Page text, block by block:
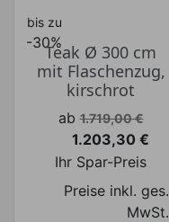
bis zu
-30%Teak Ø 300 cm
mit Flaschenzug,
kirschrot
Verkaufspreis
ab 1.719,00 €
Preis
1.203,30 €
Ihr Spar-Preis
Preise inkl. ges.
MwSt.